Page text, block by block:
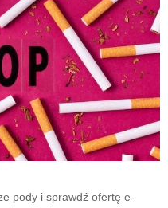
pody i sprawdź ofertę e-